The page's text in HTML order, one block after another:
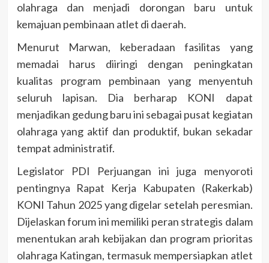
olahraga dan menjadi dorongan baru untuk
kemajuan pembinaan atlet di daerah.
Menurut Marwan, keberadaan fasilitas yang
memadai harus diiringi dengan peningkatan
kualitas program pembinaan yang menyentuh
seluruh lapisan. Dia berharap KONI dapat
menjadikan gedung baru ini sebagai pusat kegiatan
olahraga yang aktif dan produktif, bukan sekadar
tempat administratif.
Legislator PDI Perjuangan ini juga menyoroti
pentingnya Rapat Kerja Kabupaten (Rakerkab)
KONI Tahun 2025 yang digelar setelah peresmian.
Dijelaskan forum ini memiliki peran strategis dalam
menentukan arah kebijakan dan program prioritas
olahraga Katingan, termasuk mempersiapkan atlet